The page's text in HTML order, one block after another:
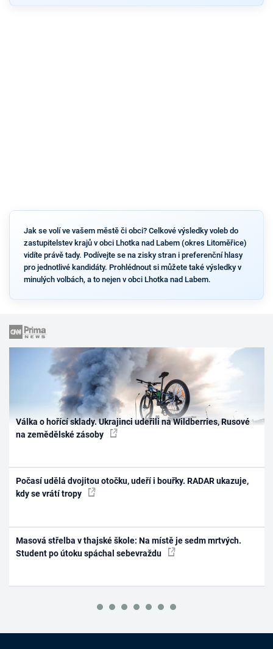
Jak se volí ve vašem městě či obci? Celkové výsledky voleb do
zastupitelstev krajů v obci Lhotka nad Labem (okres Litoměřice)
vidíte právě tady. Podívejte se na zisky stran i preferenční hlasy
pro jednotlivé kandidáty. Prohlédnout si můžete také výsledky v
minulých volbách, a to nejen v obci Lhotka nad Labem.
Válka o hořící sklady. Ukrajinci udeřili na Wildberries, Rusové
na zemědělské zásoby
Počasí udělá dvojitou otočku, udeří i bouřky. RADAR ukazuje,
kdy se vrátí tropy
Masová střelba v thajské škole: Na místě je sedm mrtvých.
Student po útoku spáchal sebevraždu